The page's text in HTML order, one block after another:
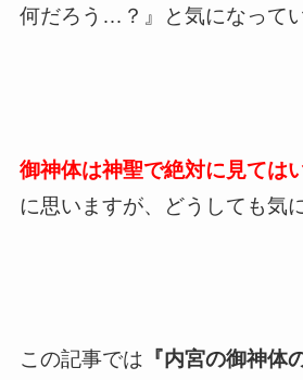
何だろう…？』と気になって
御神体は神聖で絶対に見ては
に思いますが、どうしても気
この記事では 『内宮の御神体